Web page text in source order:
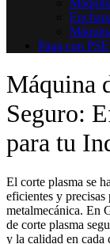
Paga con PSE
Máquina
Seguro:
para tu
El corte plasma se
eficientes y precisas
metalmecánica. En
de corte plasma
y la calidad en cada